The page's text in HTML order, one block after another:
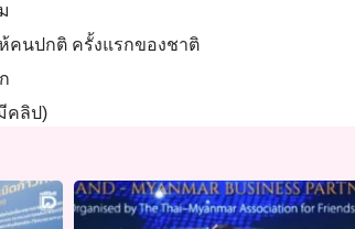
คนปกติ ครั้งแรกของชาติ
คลิป)